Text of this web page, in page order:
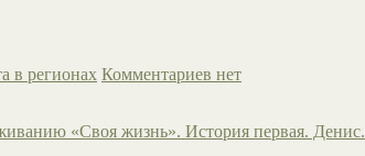
в регионах Комментариев нет
«Своя жизнь». История первая. Денис.